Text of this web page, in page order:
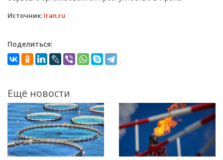
Источник: Iran.ru
Поделиться:
Ещё новости